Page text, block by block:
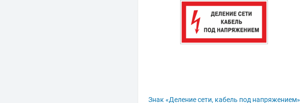
Знак «Деление сети, кабель под напряжением»